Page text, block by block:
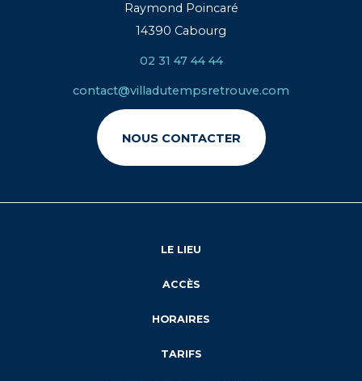
Raymond Poincaré
14390 Cabourg
02 31 47 44 44
contact@villadutempsretrouve.com
NOUS CONTACTER
LE LIEU
ACCÈS
HORAIRES
TARIFS